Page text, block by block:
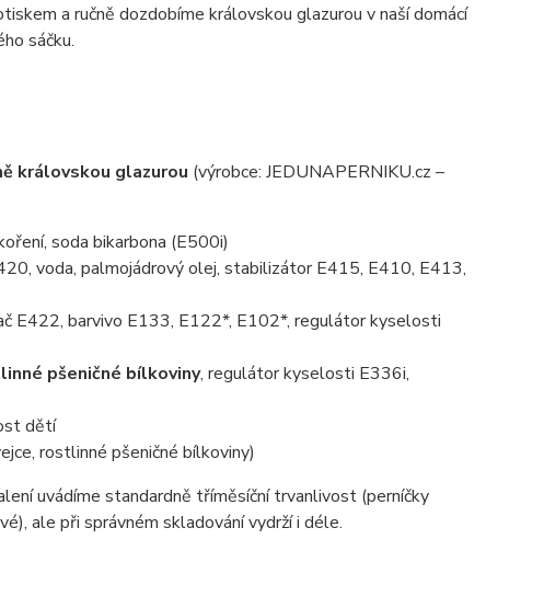
a ručně dozdobíme královskou glazurou v naší domácí
sáčku.
královskou glazurou (výrobce: JEDUNAPERNIKU.cz –
soda bikarbona (E500i)
voda, palmojádrový olej, stabilizátor E415, E410, E413,
E422, barvivo E133, E122*, E102*, regulátor kyselosti
pšeničné bílkoviny, regulátor kyselosti E336i,
dětí
rostlinné pšeničné bílkoviny)
uvádíme standardně tříměsíční trvanlivost (perníčky
ale při správném skladování vydrží i déle.